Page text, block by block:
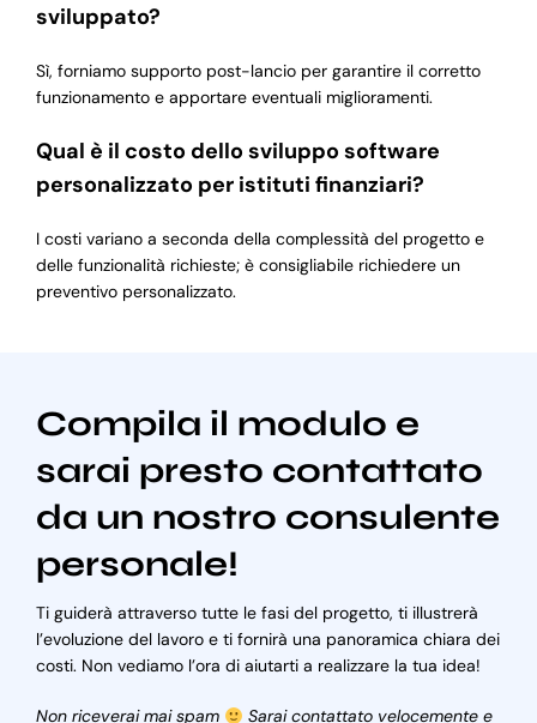
sviluppato?
Sì, forniamo supporto post-lancio per garantire il corretto
funzionamento e apportare eventuali miglioramenti.
Qual è il costo dello sviluppo software
personalizzato per istituti finanziari?
I costi variano a seconda della complessità del progetto e
delle funzionalità richieste; è consigliabile richiedere un
preventivo personalizzato.
Compila il modulo e
sarai presto contattato
da un nostro consulente
personale!
Ti guiderà attraverso tutte le fasi del progetto, ti illustrerà
l’evoluzione del lavoro e ti fornirà una panoramica chiara dei
costi. Non vediamo l’ora di aiutarti a realizzare la tua idea!
Non riceverai mai spam Sarai contattato velocemente e